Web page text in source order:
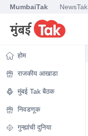
MumbaiTak NewsTak
होम
राजकीय आखाडा
मुंबई Tak बैठक
निवडणूक
गुन्ह्यांची दुनिया